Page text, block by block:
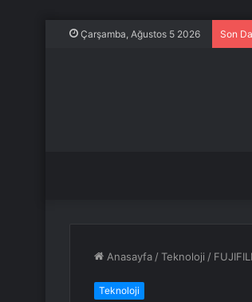
Çarşamba, Ağustos 5 2026 Son
Anasayfa /Teknoloji /
Teknoloji